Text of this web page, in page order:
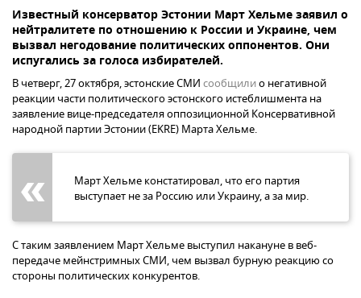
Известный консерватор Эстонии Март Хельме заявил о
нейтралитете по отношению к России и Украине, чем
вызвал негодование политических оппонентов. Они
испугались за голоса избирателей.
В четверг, 27 октября, эстонские СМИ сообщилио негативной
реакции части политического эстонского истеблишмента на
заявление вице-председателя оппозиционной Консервативной
народной партии Эстонии (EKRE) Марта Хельме.
Март Хельме констатировал, что его партия
выступает не за Россию или Украину, а за мир.
С таким заявлением Март Хельме выступил накануне в веб-
передаче мейнстримных СМИ, чем вызвал бурную реакцию со
стороны политических конкурентов.